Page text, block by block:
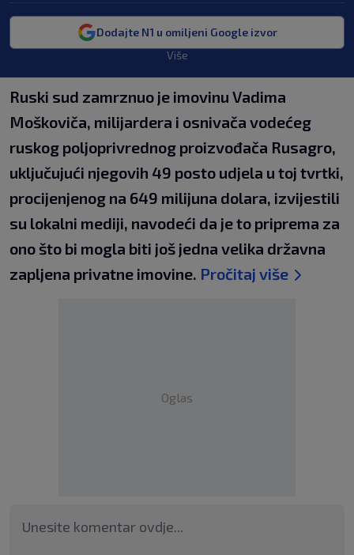
Dodajte N1 u omiljeni Google izvor
Više
Ruski sud zamrznuo je imovinu Vadima
Moškoviča, milijardera i osnivača vodećeg
ruskog poljoprivrednog proizvođača Rusagro,
uključujući njegovih 49 posto udjela u toj tvrtki,
procijenjenog na 649 milijuna dolara, izvijestili
su lokalni mediji, navodeći da je to priprema za
ono što bi mogla biti još jedna velika državna
zapljena privatne imovine. Pročitaj više
Oglas